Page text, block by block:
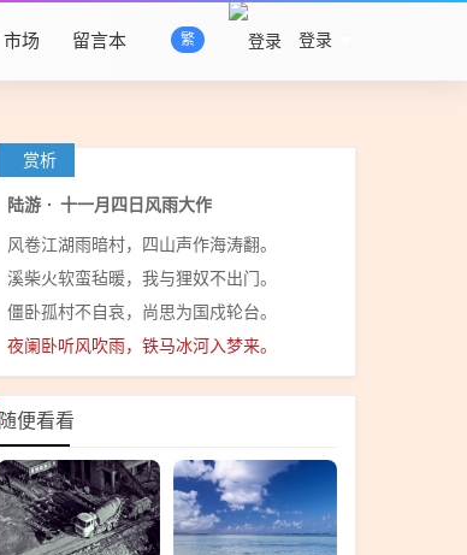
登录
繁
市场 留言本
赏析
陆游 · 十一月四日风雨大作
风卷江湖雨暗村，四山声作海涛翻。
溪柴火软蛮毡暖，我与狸奴不出门。
僵卧孤村不自哀，尚思为国戍轮台。
夜阑卧听风吹雨，铁马冰河入梦来。
随便看看